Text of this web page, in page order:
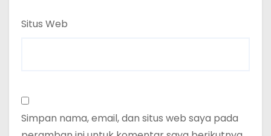
Situs Web
Simpan nama, email, dan situs web saya pada